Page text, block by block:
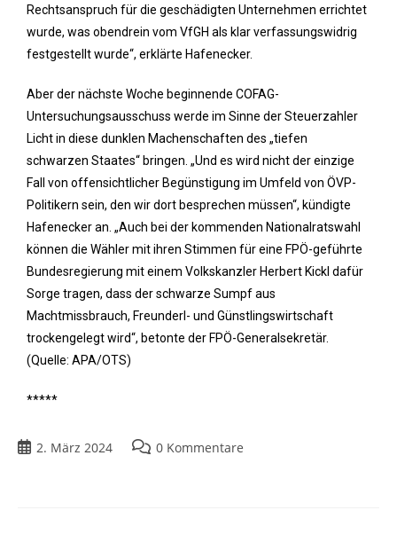
Rechtsanspruch für die geschädigten Unternehmen errichtet
wurde, was obendrein vom VfGH als klar verfassungswidrig
festgestellt wurde“, erklärte Hafenecker.
Aber der nächste Woche beginnende COFAG-
Untersuchungsausschuss werde im Sinne der Steuerzahler
Licht in diese dunklen Machenschaften des „tiefen
schwarzen Staates“ bringen. „Und es wird nicht der einzige
Fall von offensichtlicher Begünstigung im Umfeld von ÖVP-
Politikern sein, den wir dort besprechen müssen“, kündigte
Hafenecker an. „Auch bei der kommenden Nationalratswahl
können die Wähler mit ihren Stimmen für eine FPÖ-geführte
Bundesregierung mit einem Volkskanzler Herbert Kickl dafür
Sorge tragen, dass der schwarze Sumpf aus
Machtmissbrauch, Freunderl- und Günstlingswirtschaft
trockengelegt wird“, betonte der FPÖ-Generalsekretär.
(Quelle: APA/OTS)
*****
2. März 2024 0 Kommentare